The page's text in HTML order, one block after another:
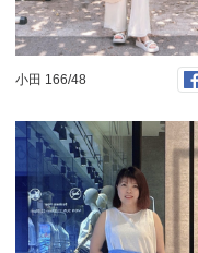
小田 166/48